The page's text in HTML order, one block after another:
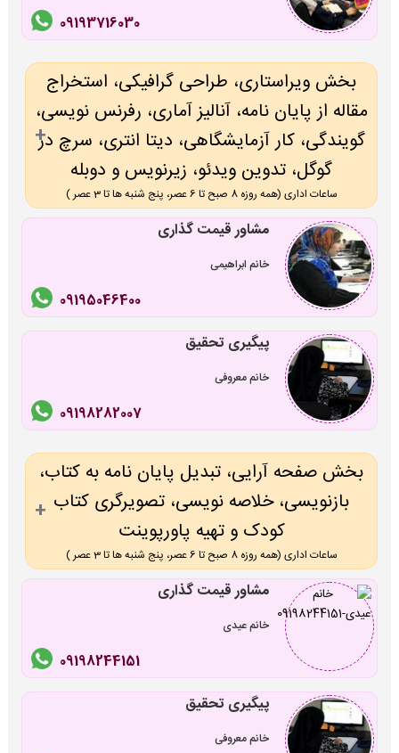
09193716030
بخش ویراستاری، طراحی گرافیکی، استخراج
مقاله از پایان نامه، آنالیز آماری، رفرنس نویسی،
گویندگی، کار آزمایشگاهی، دیتا انتری، سرچ در
گوگل، تدوین ویدئو، زیرنویس و دوبله
ساعات اداری (همه روزه 8 صبح تا 6 عصر، پنج شنبه ها تا 3 عصر )
مشاور قیمت گذاری
خانم ابراهیمی
09195046400
پیگیری تحقیق
خانم معروفی
09198282007
بخش صفحه آرایی، تبدیل پایان نامه به کتاب،
بازنویسی، خلاصه نویسی، تصویرگری کتاب
کودک و تهیه پاورپوینت
ساعات اداری (همه روزه 8 صبح تا 6 عصر، پنج شنبه ها تا 3 عصر )
مشاور قیمت گذاری
خانم عیدی
09198244151
پیگیری تحقیق
خانم معروفی